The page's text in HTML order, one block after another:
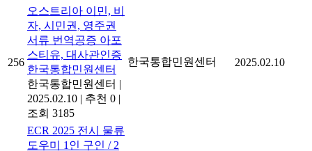
256
오스트리아 이민, 비
자, 시민권, 영주권
서류 번역공증 아포
스티유, 대사관인증
한국통합민원센터
한국통합민원센터 |
2025.02.10 | 추천 0 |
조회 3185
한국통합민원센터 2025.02.10
ECR 2025 전시 물류
도우미 1인 구인 / 2